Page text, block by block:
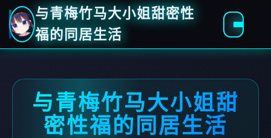
与青梅竹马大小姐甜密性
福的同居生活
与青梅竹马大小姐甜
密性福的同居生活